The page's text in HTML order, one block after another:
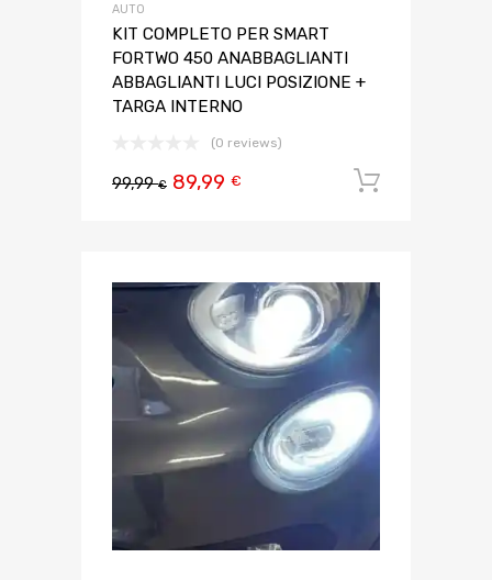
AUTO
KIT COMPLETO PER SMART
FORTWO 450 ANABBAGLIANTI
ABBAGLIANTI LUCI POSIZIONE +
TARGA INTERNO
(0 reviews)
99,99€ 89,99 €